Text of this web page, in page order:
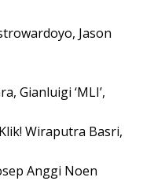
Jason
Gianluigi ‘MLI’,
Klik! Wiraputra Basri,
Anggi Noen